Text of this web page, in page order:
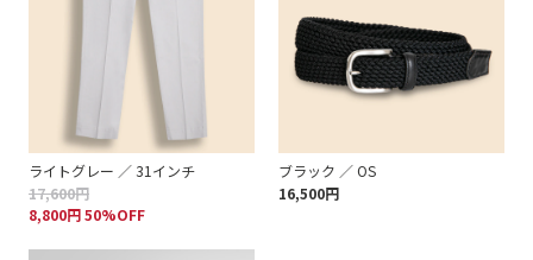
ライトグレー ／ 31インチ
17,600円
8,800円 50%OFF
ブラック ／ OS
16,500円